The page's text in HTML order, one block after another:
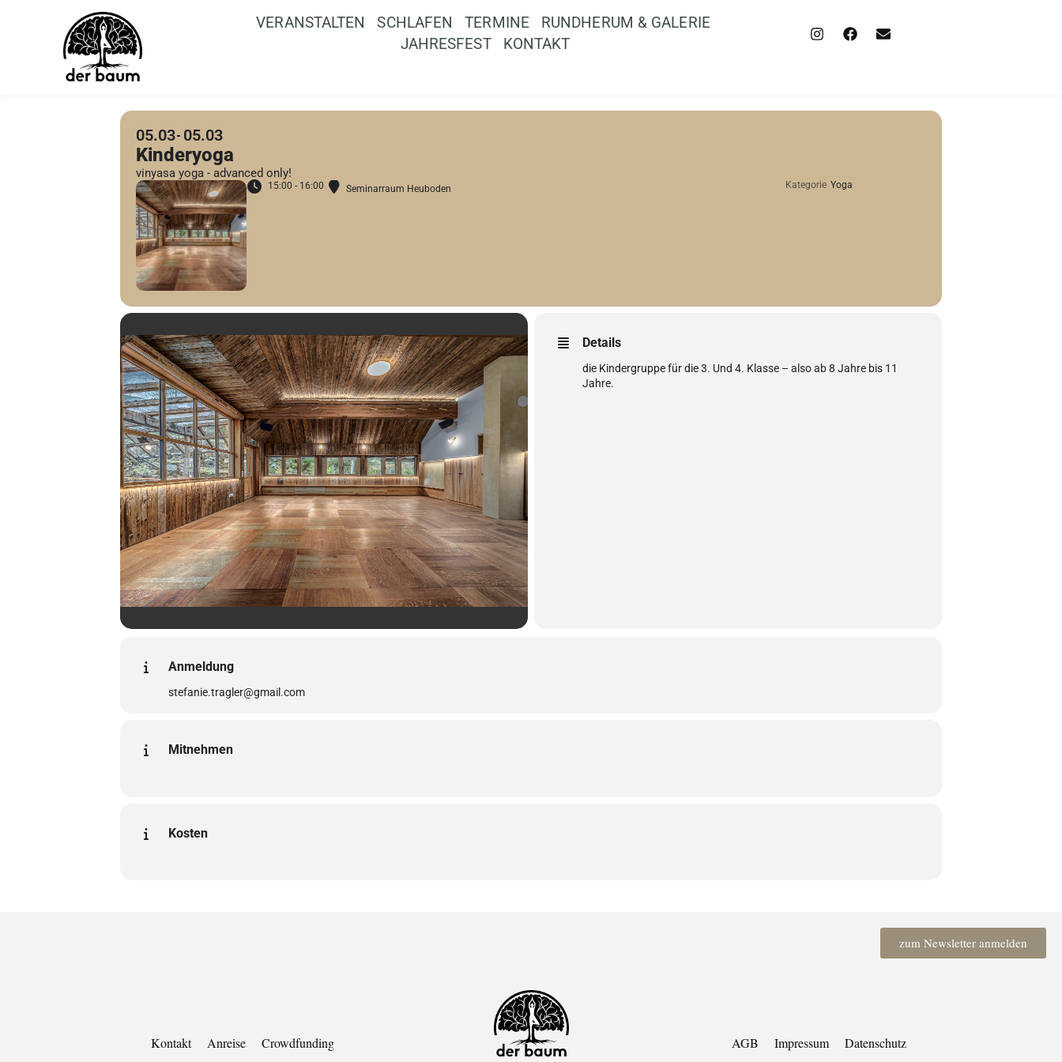
VERANSTALTEN SCHLAFEN TERMINE
RUNDHERUM & GALERIE
JAHRESFEST
KONTAKT
05.03 05.03
Kinderyoga
vinyasa yoga - advanced only!
15:00 - 16:00 Seminarraum Heuboden Kategorie Yoga
Details
die Kindergruppe für die 3. Und 4. Klasse – also ab 8 Jahre bis 11
Jahre.
Anmeldung
stefanie.tragler@gmail.com
Mitnehmen
Kosten
zum Newsletter anmelden
Kontakt Anreise
Crowdfunding
AGB Impressum Datenschutz